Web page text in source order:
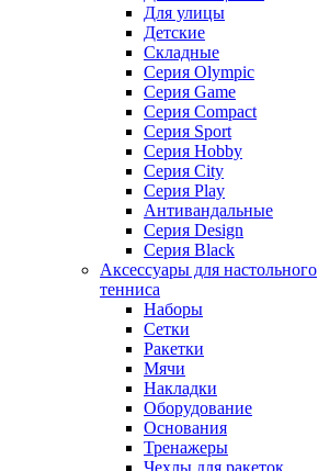
Для улицы
Детские
Складные
Серия Olympic
Серия Game
Серия Compact
Серия Sport
Серия Hobby
Серия City
Серия Play
Антивандальные
Серия Design
Серия Black
Аксессуары для настольного
тенниса
Наборы
Сетки
Ракетки
Мячи
Накладки
Оборудование
Основания
Тренажеры
Чехлы для ракеток